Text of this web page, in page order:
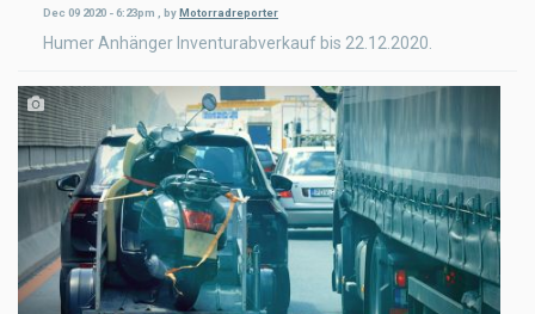
Dec 09 2020 - 6:23pm , by Motorradreporter
Humer Anhänger Inventurabverkauf bis 22.12.2020.